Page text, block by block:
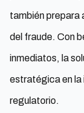
también prepara
del fraude. Con
inmediatos, la
estratégica en la
regulatorio.